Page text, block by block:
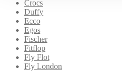
Crocs
Duffy
Ecco
Egos
Fischer
Fitflop
Fly Flot
Fly London